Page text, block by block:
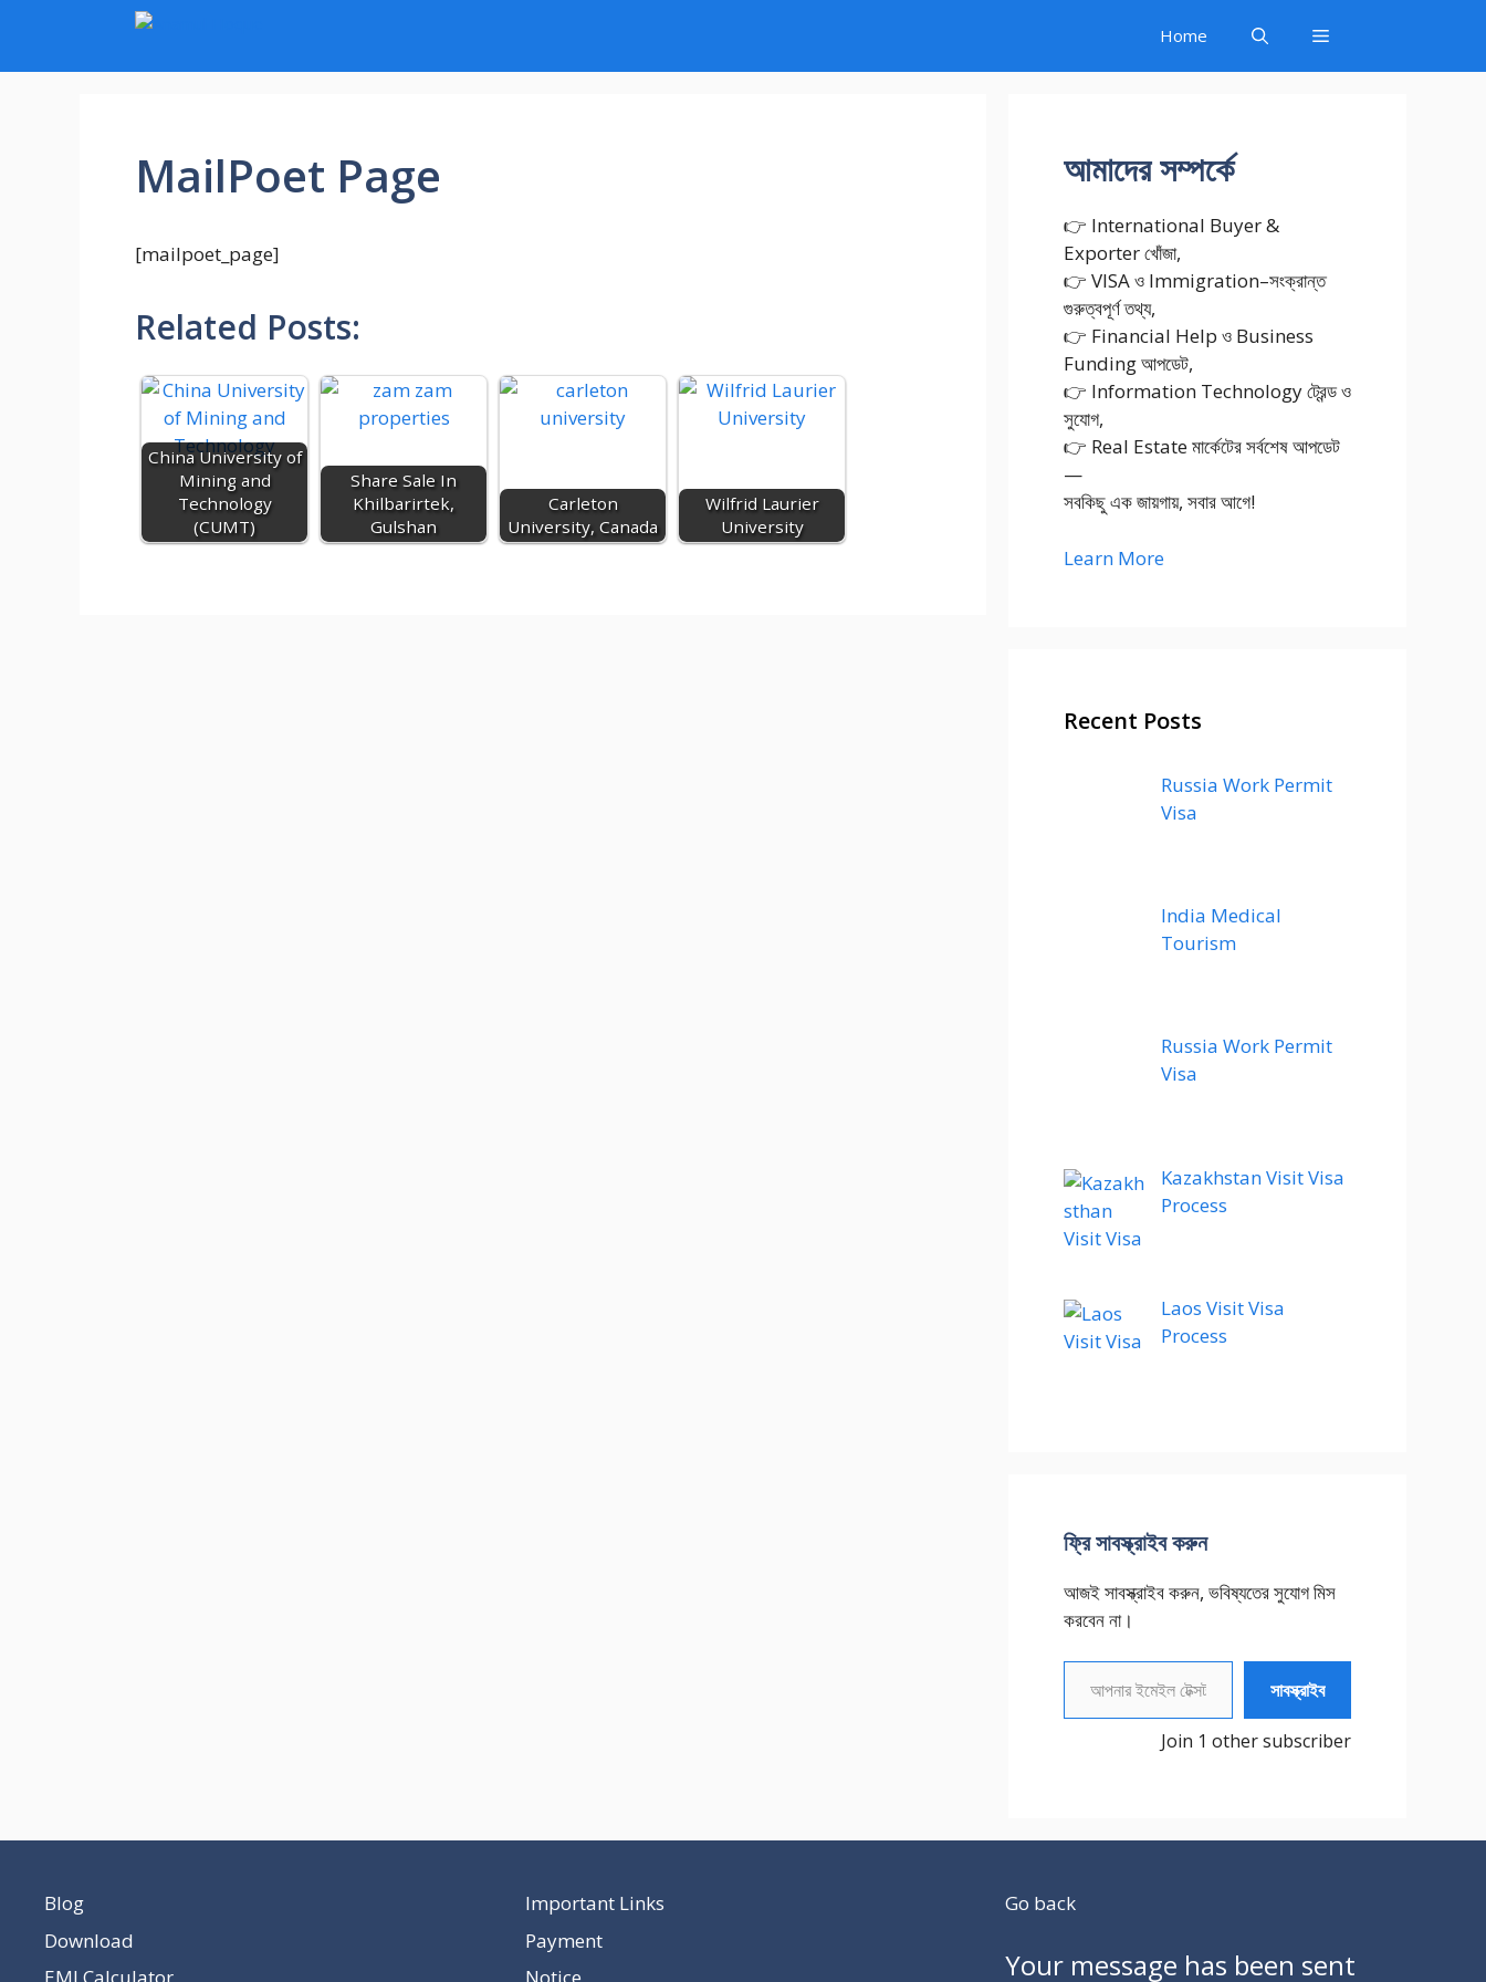
content
Home
MailPoet Page
[mailpoet_page]
Related Posts:
China University of
Mining and
Technology
(CUMT)
Share Sale In
Khilbarirtek,
Gulshan
Carleton
University, Canada
Wilfrid Laurier
University
আমাদের সম্পর্কে
👉 International Buyer &
Exporter খোঁজা,
👉 VISA ও Immigration–সংক্রান্ত
গুরুত্বপূর্ণ তথ্য,
👉 Financial Help ও Business
Funding আপডেট,
👉 Information Technology ট্রেন্ড ও
সুযোগ,
👉 Real Estate মার্কেটের সর্বশেষ আপডেট
—
সবকিছু এক জায়গায়, সবার আগে!
Learn More
Recent Posts
Russia Work Permit
Visa
India Medical
Tourism
Russia Work Permit
Visa
Kazakhstan Visit Visa
Process
Laos Visit Visa
Process
ফ্রি সাবস্ক্রাইব করুন
আজই সাবস্ক্রাইব করুন, ভবিষ্যতের সুযোগ মিস
করবেন না।
আপনার ইমেইল টেক্সট করুন
সাবস্ক্রাইব
Join 1 other subscriber
Blog
Download
Important Links
Payment
Go back
Your message has been sent